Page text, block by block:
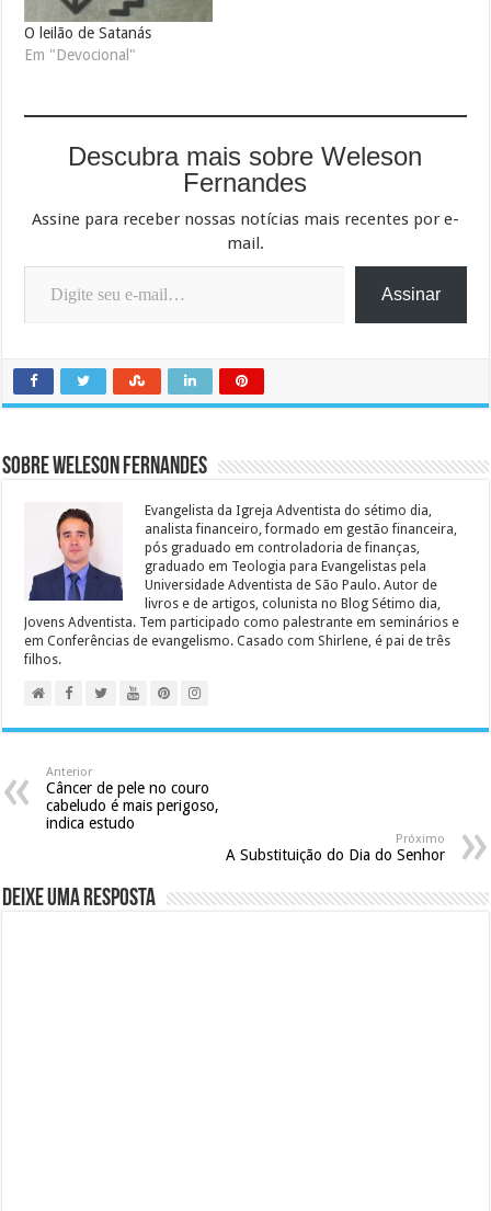
O leilão de Satanás
Em "Devocional"
Descubra mais sobre Weleson
Fernandes
Assine para receber nossas notícias mais recentes por e-
mail.
Digite seu e-mail…
Assinar
Sobre Weleson Fernandes
Evangelista da Igreja Adventista do sétimo dia,
analista financeiro, formado em gestão financeira,
pós graduado em controladoria de finanças,
graduado em Teologia para Evangelistas pela
Universidade Adventista de São Paulo. Autor de
livros e de artigos, colunista no Blog Sétimo dia,
Jovens Adventista. Tem participado como palestrante em seminários e
em Conferências de evangelismo. Casado com Shirlene, é pai de três
filhos.
Anterior
Câncer de pele no couro
cabeludo é mais perigoso,
indica estudo
Próximo
A Substituição do Dia do Senhor
Deixe uma resposta